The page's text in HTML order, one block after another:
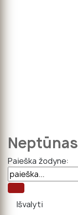
Neptūnas
Paieška žodyne: